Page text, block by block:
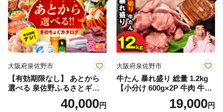
大阪府泉佐野市
【有効期限なし】 あとから
選べる 泉佐野ふるさとギフ
ト（寄附40,000円コース）
【4000品以上掲載 高評価 カ
40,000円
大阪府泉佐野市
牛たん 暴れ盛り 総量 1.2kg
【小分け 600g×2P 牛肉 牛タ
ン 牛たん 厚切り牛タン 焼肉
BBQ キャンプ 焼くだけ 簡単
19,000円